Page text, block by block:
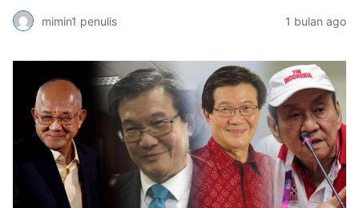
mimin1 penulis 1 bulan ago